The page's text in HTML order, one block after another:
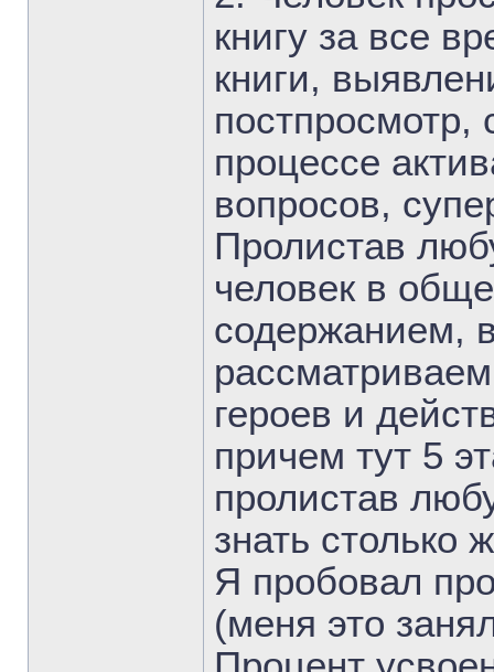
книгу за все
книги,
постпросмотр,
процессе
вопросов,
Пролистав
человек в
содержанием,
героев и
причем тут 5
пролистав
знать столько
Я пробовал
(меня это